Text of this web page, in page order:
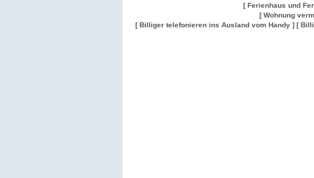
[ Ferienhaus und
[ Wohnung
[ Billiger telefonieren ins Ausland vom Handy ] [